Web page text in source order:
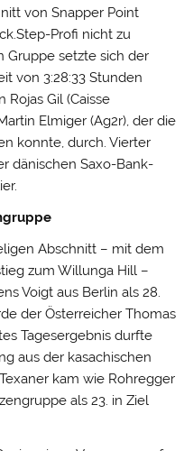
von Snapper Point
Profi nicht zu
Gruppe setzte sich der
von 3:28:33 Stunden
Rojas Gil (Caisse
Elmiger (Ag2r), der die
konnte, durch. Vierter
dänischen Saxo-Bank-
Abschnitt – mit dem
zum Willunga Hill –
Voigt aus Berlin als 28.
der Österreicher Thomas
Tagesergebnis durfte
aus der kasachischen
kam wie Rohregger
als 23. in Ziel